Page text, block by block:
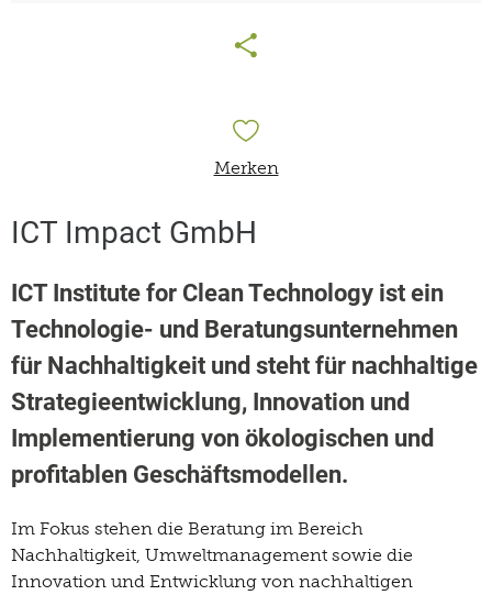
Merken
ICT Impact GmbH
ICT Institute for Clean Technology ist ein
Technologie- und Beratungsunternehmen
für Nachhaltigkeit und steht für nachhaltige
Strategieentwicklung, Innovation und
Implementierung von ökologischen und
profitablen Geschäftsmodellen.
Im Fokus stehen die Beratung im Bereich
Nachhaltigkeit, Umweltmanagement sowie die
Innovation und Entwicklung von nachhaltigen